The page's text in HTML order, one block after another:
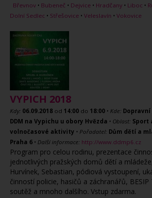
Břevnov • Bubeneč • Dejvice • Hradčany • Liboc •
Dolní Sedlec • Střešovice • Veleslavín • Vokovice
VYPICH 2018
Kdy: 06.09.2018 od 14:00 do 18:00 • Kde:
DDM na Vypichu u obory Hvězda • Oblast: Sport
volnočasové aktivity • Pořadatel: Dům dětí a
Praha 6 • Další informace: http://www.ddmp6.cz
Program pro celou rodinu, prezentace
jednotlivých pražských domů dětí a
Hurvínek, Sebastian, pódiová vystoupení,
činností policie, hasičů a záchranářů, BESIP
soutěž a mnoho dalšího. Vstup zdarma.